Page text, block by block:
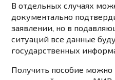
В отдельных случаях
документально
заявлении, но в
ситуаций все данные
государственных
Получить пособие можно